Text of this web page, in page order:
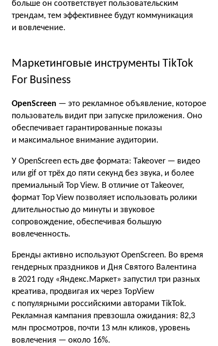
больше он соответствует пользовательским
трендам, тем эффективнее будут коммуникация
и вовлечение.
Маркетинговые инструменты TikTok
For Business
OpenScreen — это рекламное объявление, которое
пользователь видит при запуске приложения. Оно
обеспечивает гарантированные показы
и максимальное внимание аудитории.
У OpenScreen есть две формата: Takeover — видео
или gif от трёх до пяти секунд без звука, и более
премиальный Top View. В отличие от Takeover,
формат Top View позволяет использовать ролики
длительностью до минуты и звуковое
сопровождение, обеспечивая большую
вовлеченность.
Бренды активно используют OpenScreen. Во время
гендерных праздников и Дня Святого Валентина
в 2021 году «Яндекс.Маркет» запустил три разных
креатива, продвигая их через TopView
с популярными российскими авторами TikTok.
Рекламная кампания превзошла ожидания: 82,3
млн просмотров, почти 13 млн кликов, уровень
вовлечения — около 16%.